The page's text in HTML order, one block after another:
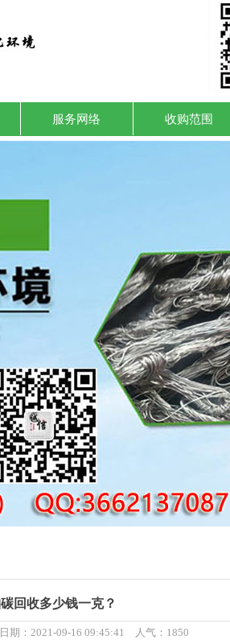
服务网络 收购范围
回收多少钱一克？
：2021-09-16 09:45:41 人气：1850